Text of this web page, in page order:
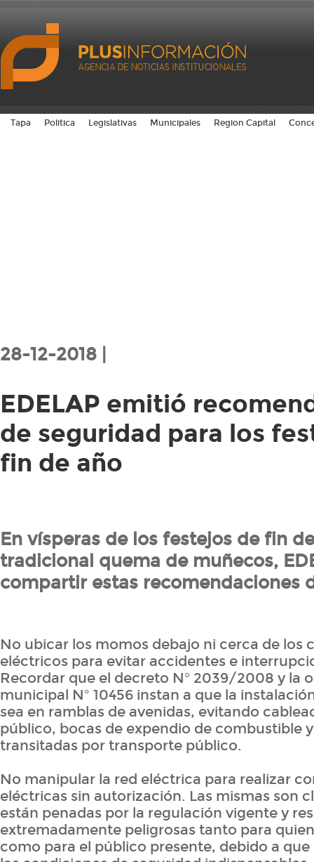
Tapa Politica Legislativas Municipales Region Capital
28-12-2018 |
EDELAP emitió
de seguridad para los
fin de año
En vísperas de los festejos de fin
tradicional quema de muñecos,
compartir estas recomendaciones
No ubicar los momos debajo ni cerca de los
eléctricos para evitar accidentes e
Recordar que el decreto N° 2039/2008 y la
municipal Nº 10456 instan a que la
sea en ramblas de avenidas, evitando
público, bocas de expendio de combustible
transitadas por transporte público.
No manipular la red eléctrica para realizar
eléctricas sin autorización. Las mismas son
están penadas por la regulación vigente y
extremadamente peligrosas tanto para
como para el público presente, debido a